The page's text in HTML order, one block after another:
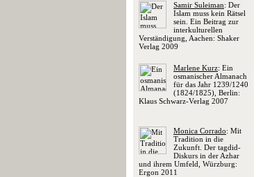
Samir Suleiman: Der
Islam muss kein Rätsel
sein. Ein Beitrag zur
interkulturellen
Verständigung, Aachen: Shaker
Verlag 2009
Marlene Kurz: Ein
osmanischer Almanach
für das Jahr 1239/1240
(1824/1825), Berlin:
Klaus Schwarz-Verlag 2007
Monica Corrado: Mit
Tradition in die
Zukunft. Der tagdid-
Diskurs in der Azhar
und ihrem Umfeld, Würzburg:
Ergon 2011